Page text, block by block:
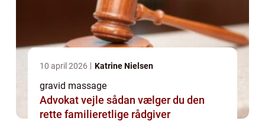
10 april 2026 Katrine Nielsen
gravid massage
Advokat vejle sådan vælger du den
rette familieretlige rådgiver